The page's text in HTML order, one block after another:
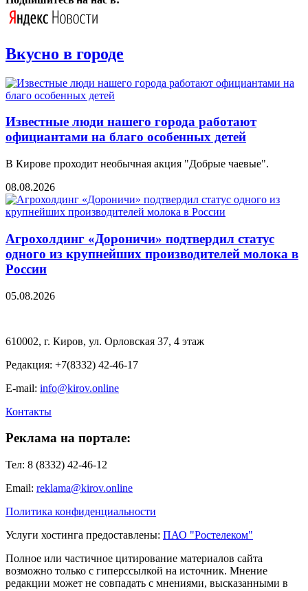
Вкусно в городе
Известные люди нашего города работают
официантами на благо особенных детей
В Кирове проходит необычная акция "Добрые чаевые".
08.08.2026
Агрохолдинг «Дороничи» подтвердил статус
одного из крупнейших производителей молока в
России
05.08.2026
610002, г. Киров, ул. Орловская 37, 4 этаж
Редакция: +7(8332) 42-46-17
E-mail: info@kirov.online
Контакты
Реклама на портале:
Тел: 8 (8332) 42-46-12
Email: reklama@kirov.online
Политика конфиденциальности
Услуги хостинга предоставлены: ПАО "Ростелеком"
Полное или частичное цитирование материалов сайта
возможно только с гиперссылкой на источник. Мнение
редакции может не совпадать с мнениями, высказанными в